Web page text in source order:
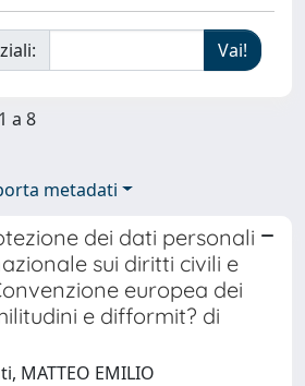
a 8
metadati
dei dati personali
sui diritti civili e
europea dei
e difformit? di
MATTEO EMILIO